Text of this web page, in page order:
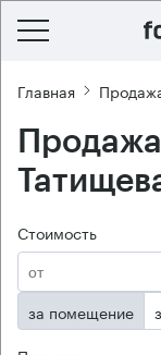
Главная
Стоимость
за помещение